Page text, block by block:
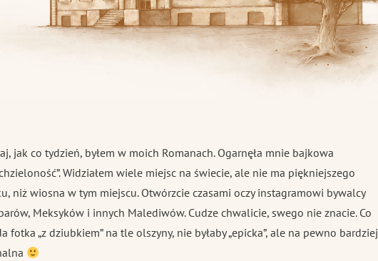
Wiskiej
jak co tydzień, byłem w moich Romanach. Ogarnęła mnie bajkowa
Widziałem wiele miejsc na świecie, ale nie ma piękniejszego
niż wiosna w tym miejscu. Otwórzcie czasami oczy instagramowi bywalcy
Meksyków i innych Malediwów. Cudze chwalicie, swego nie znacie. Co
fotka „z dziubkiem” na tle olszyny, nie byłaby „epicka”, ale na pewno bardziej